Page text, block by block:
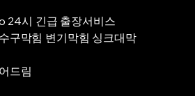
24시 긴급 출장서비스
구막힘 변기막힘 싱크대막
드림